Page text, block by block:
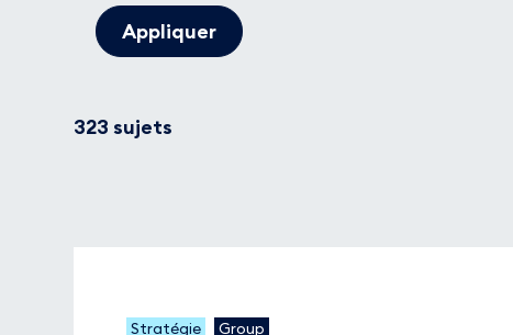
323 sujets
Stratégie Group